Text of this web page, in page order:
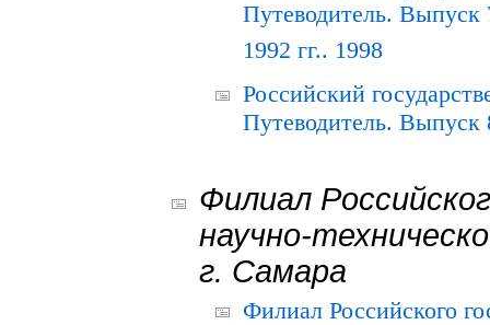
Путеводитель.
1992 гг.. 1998
Российский
Путеводитель. Выпуск
Филиал
научно-
г. Самара
Филиал Российского